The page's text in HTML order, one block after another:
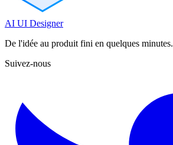
AI UI Designer
De l'idée au produit fini en quelques minutes.
Suivez-nous